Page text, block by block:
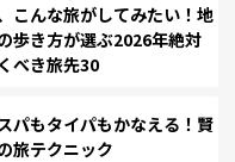
こんな旅がしてみたい！地
歩き方が選ぶ2026年絶対
べき旅先30
パもタイパもかなえる！賢
旅テクニック